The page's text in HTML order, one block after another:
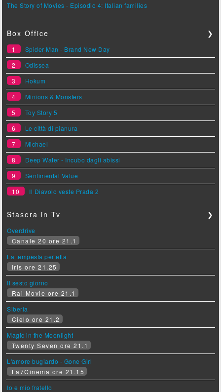
The Story of Movies - Episodio 4: Italian families
Box Office ❯
1
Spider-Man - Brand New Day
2
Odissea
3
Hokum
4
Minions & Monsters
5
Toy Story 5
6
Le città di pianura
7
Michael
8
Deep Water - Incubo dagli abissi
9
Sentimental Value
10
Il Diavolo veste Prada 2
Stasera in Tv ❯
Overdrive
Canale 20 ore 21.1
La tempesta perfetta
Iris ore 21.25
Il sesto giorno
Rai Movie ore 21.1
Siberia
Cielo ore 21.2
Magic in the Moonlight
Twenty Seven ore 21.1
L'amore bugiardo - Gone Girl
La7Cinema ore 21.15
Io e mio fratello